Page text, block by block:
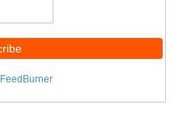
FeedBurner